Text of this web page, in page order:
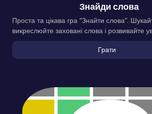
Знайди слова
Проста та цікава гра “Знайти слова”.
викреслюйте заховані слова і розвивайте
Грати